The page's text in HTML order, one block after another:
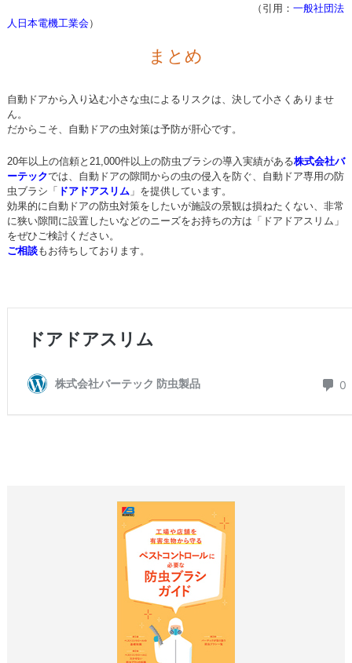
（引用： 一般社団法
人日本電機工業会）
まとめ
自動ドアから入り込む小さな虫によるリスクは、決して小さくありませ
ん。
だからこそ、自動ドアの虫対策は予防が肝心です。
20年以上の信頼と21,000件以上の防虫ブラシの導入実績がある株式会社バ
ーテックでは、自動ドアの隙間からの虫の侵入を防ぐ、自動ドア専用の防
虫ブラシ「 ドアドアスリム 」を提供しています。
効果的に自動ドアの防虫対策をしたいが施設の景観は損ねたくない、非常
に狭い隙間に設置したいなどのニーズをお持ちの方は「ドアドアスリム」
をぜひご検討ください。
ご相談もお待ちしております。